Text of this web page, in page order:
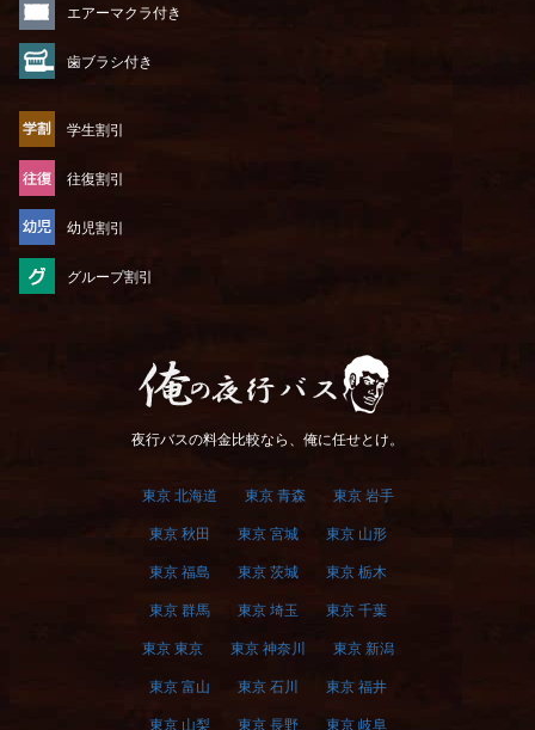
エアーマクラ付き
歯ブラシ付き
学生割引
往復割引
幼児割引
グループ割引
俺の夜行バス
夜行バスの料金比較なら、俺に任せとけ。
東京 北海道 東京 青森 東京 岩手
東京 秋田 東京 宮城 東京 山形
東京 福島 東京 茨城 東京 栃木
東京 群馬 東京 埼玉 東京 千葉
東京 東京 東京 神奈川 東京 新潟
東京 富山 東京 石川 東京 福井
東京 山梨 東京 長野 東京 岐阜